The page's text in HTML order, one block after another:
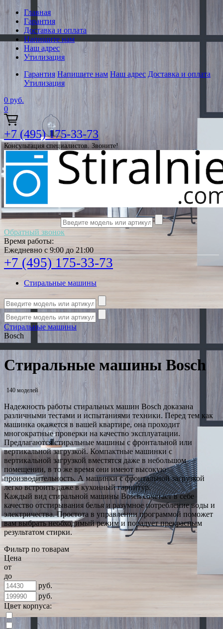
Главная
Гарантия
Доставка и оплата
Напишите нам
Наш адрес
Утилизация
Гарантия Напишите нам Наш адрес Доставка и оплата
Утилизация
0 руб.
0
+7 (495) 175-33-73
Консультация специалистов. Звоните!
Обратный звонок
Время работы:
Ежедневно с 9:00 до 21:00
+7 (495) 175-33-73
Стиральные машины
Стиральные машины
Bosch
Стиральные машины Bosch
140 моделей
Надежность работы стиральных машин Bosch доказана
различными тестами и испытаниями техники. Перед тем как
машинка окажется в вашей квартире, она проходит
многократные проверки на качество эксплуатации.
Предлагаются стиральные машины с фронтальной или
вертикальной загрузкой. Компактные машинки с
вертикальной загрузкой вместятся даже в небольшом
помещении, в то же время они имеют высокую
производительность. А машинки с фронтальной загрузкой
легко встроить даже в кухонный гарнитур.
Каждый вид стиральной машины Bosch сочетает в себе
качество отстирывания белья и разумное потребление воды и
электричества. Простота в управлении программой поможет
вам выбрать необходимый режим и порадует прекрасным
результатом стирки.
Фильтр по товарам
Цена
от
до
руб.
руб.
Цвет корпуса: